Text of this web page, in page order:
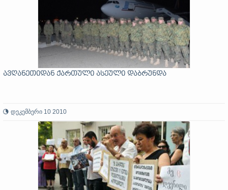
ავღანეთიდან ქართული ასეული დაბრუნდა
დეკემბერი 10 2010